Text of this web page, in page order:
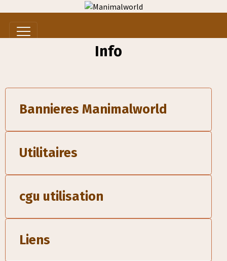
Info
Bannieres Manimalworld
Utilitaires
cgu utilisation
Liens